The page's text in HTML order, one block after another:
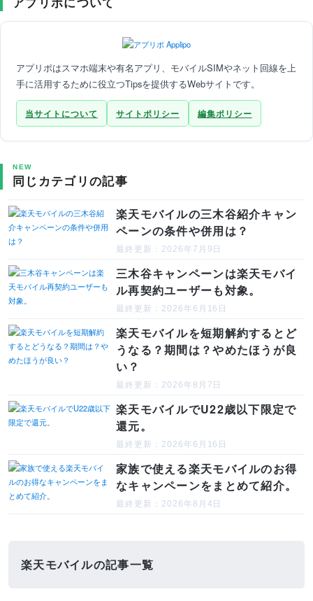
アプリポはスマホ端末や有名アプリ、モバイルSIMやネット回線を上
手に活用するために役立つTipsを提供するWebサイトです。
当サイトについて サイトポリシー 編集ポリシー
NEW
同じカテゴリの記事
楽天モバイルの三木谷紹介キャン
ペーンの条件や併用は？
最終更新：2026年7月9日
三木谷キャンペーンは楽天モバイ
ル再契約ユーザーも対象。
最終更新：2026年6月16日
楽天モバイルを短期解約するとど
うなる？期間は？やめたほうが良
い？
最終更新：2026年8月7日
楽天モバイルでU22歳以下限定で
還元。
最終更新：2026年6月16日
家族で使える楽天モバイルのお得
なキャンペーンをまとめて紹介。
最終更新：2026年8月4日
楽天モバイルの記事一覧